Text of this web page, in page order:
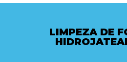
LIMPEZA DE